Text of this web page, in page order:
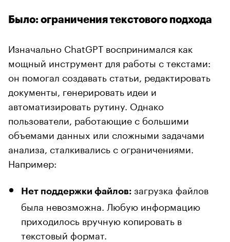
Было: ограничения текстового подхода
Изначально ChatGPT воспринимался как
мощный инструмент для работы с текстами:
он помогал создавать статьи, редактировать
документы, генерировать идеи и
автоматизировать рутину. Однако
пользователи, работающие с большими
объемами данных или сложными задачами
анализа, сталкивались с ограничениями.
Например:
Нет поддержки файлов: загрузка файлов
была невозможна. Любую информацию
приходилось вручную копировать в
текстовый формат.